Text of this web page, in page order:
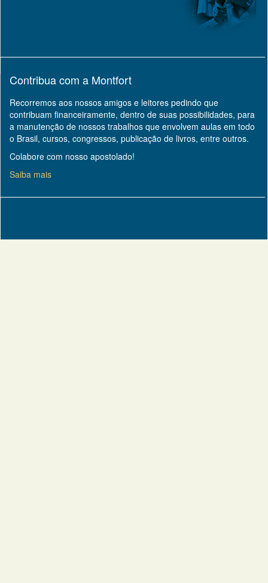
Contribua com a Montfort
Recorremos aos nossos amigos e leitores pedindo que
contribuam financeiramente, dentro de suas possibilidades, para
a manutenção de nossos trabalhos que envolvem aulas em todo
o Brasil, cursos, congressos, publicação de livros, entre outros.
Colabore com nosso apostolado!
Saiba mais